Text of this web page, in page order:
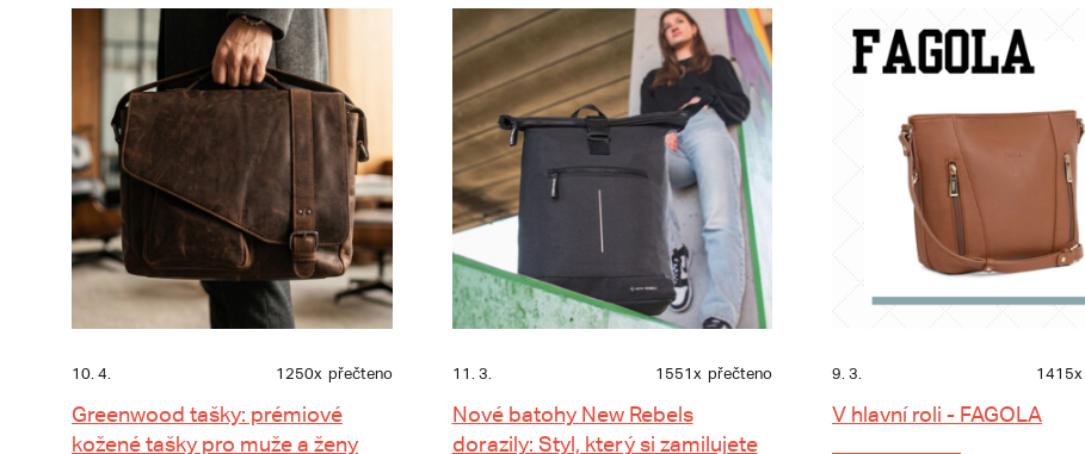
10. 4. 1250x přečteno
Greenwood tašky: prémiové
kožené tašky pro muže a ženy
11. 3. 1551x přečteno
Nové batohy New Rebels
dorazily: Styl, který si zamilujete
9. 3. 1415x
V hlavní roli - FAGOLA